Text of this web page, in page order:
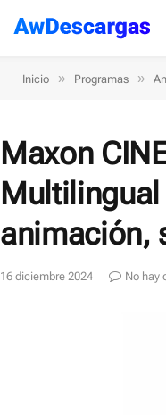
Inicio » Programas »
Maxon
animación,
16 diciembre 2024 No hay